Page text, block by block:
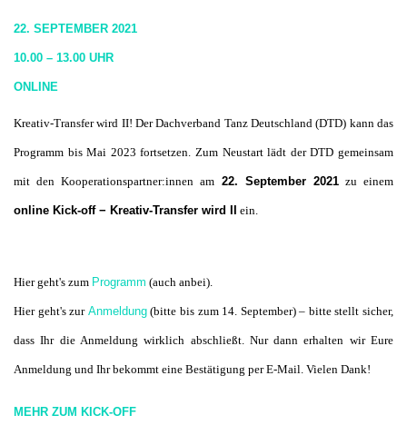
22. SEPTEMBER 2021
10.00 – 13.00 UHR
ONLINE
Kreativ-Transfer wird II! Der Dachverband Tanz Deutschland (DTD) kann das
Programm bis Mai 2023 fortsetzen. Zum Neustart lädt der DTD gemeinsam
mit den Kooperationspartner:innen am 22. September 2021zu einem
online Kick-off − Kreativ-Transfer wird II ein.
Hier geht's zum Programm (auch anbei).
Hier geht's zur Anmeldung(bitte bis zum 14. September) – bitte stellt sicher,
dass Ihr die Anmeldung wirklich abschließt. Nur dann erhalten wir Eure
Anmeldung und Ihr bekommt eine Bestätigung per E-Mail. Vielen Dank!
MEHR ZUM KICK-OFF